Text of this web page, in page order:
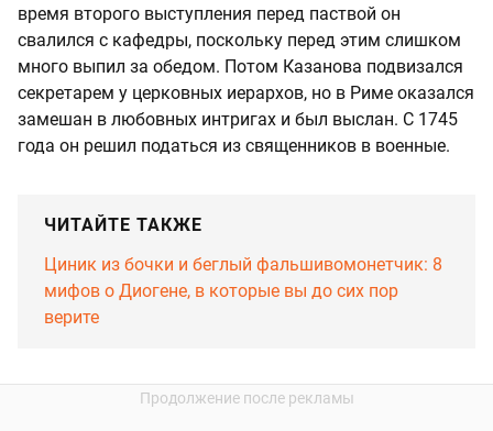
время второго выступления перед паствой он
свалился с кафедры, поскольку перед этим слишком
много выпил за обедом. Потом Казанова подвизался
секретарем у церковных иерархов, но в Риме оказался
замешан в любовных интригах и был выслан. С 1745
года он решил податься из священников в военные.
ЧИТАЙТЕ ТАКЖЕ
Циник из бочки и беглый фальшивомонетчик: 8
мифов о Диогене, в которые вы до сих пор
верите